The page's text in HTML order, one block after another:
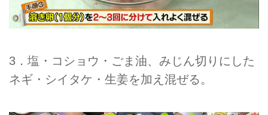
3．塩・コショウ・ごま油、みじん切りにした
ネギ・シイタケ・生姜を加え混ぜる。